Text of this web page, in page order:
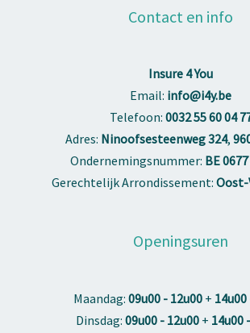
Contact en info
Insure 4 You
Email: info@i4y.be
Telefoon: 0032 55 60 04
Adres: Ninoofsesteenweg 324,
Ondernemingsnummer: BE
Gerechtelijk Arrondissement: Oost-
Openingsuren
Maandag: 09u00 - 12u00+ 14u00
Dinsdag: 09u00 - 12u00 + 14u00